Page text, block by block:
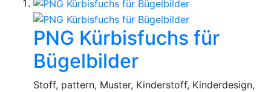
PNG Kürbisfuchs für
Bügelbilder
Stoff, pattern, Muster, Kinderstoff, Kinderdesign,